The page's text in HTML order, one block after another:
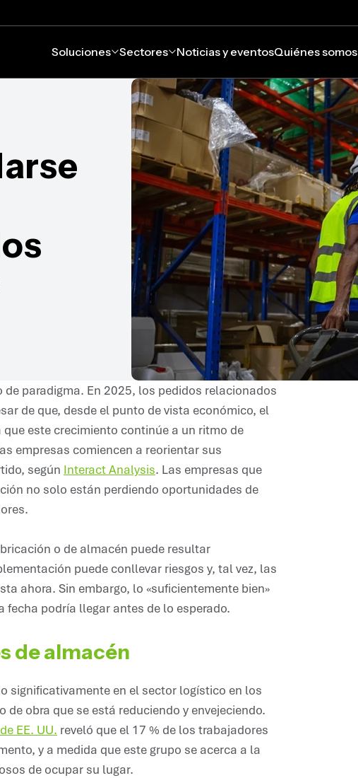
Soluciones Sectores Noticias y eventosQuiénes somos
paradigma. En 2025, los pedidos relacionados
de que, desde el punto de vista económico, el
este crecimiento continúe a un ritmo de
empresas comiencen a reorientar sus
según Interact Analysis. Las empresas que
no solo están perdiendo oportunidades de
o de almacén puede resultar
puede conllevar riesgos y, tal vez, las
ahora. Sin embargo, lo «suficientemente bien»
podría llegar antes de lo esperado.
de almacén
significativamente en el sector logístico en los
obra que se está reduciendo y envejeciendo.
EE. UU. reveló que el 17 % de los trabajadores
y a medida que este grupo se acerca a la
de ocupar su lugar.